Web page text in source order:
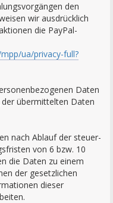
den
wir ausdrücklich
die PayPal-
ua/privacy-full?
Daten
übermittelten Daten
nach Ablauf der steuer-
von 6 bzw. 10
die Daten zu einem
der gesetzlichen
dieser